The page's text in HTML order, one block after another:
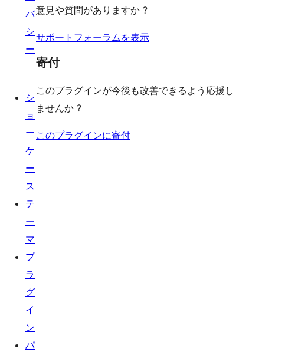
意見や質問がありますか ?
サポートフォーラムを表示
寄付
このプラグインが今後も改善できるよう応援し
ませんか ?
このプラグインに寄付
バ
シ
ー
シ
ョ
ー
ケ
ー
ス
テ
ー
マ
プ
ラ
グ
イ
ン
パ